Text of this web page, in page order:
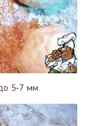
5-7 мм.